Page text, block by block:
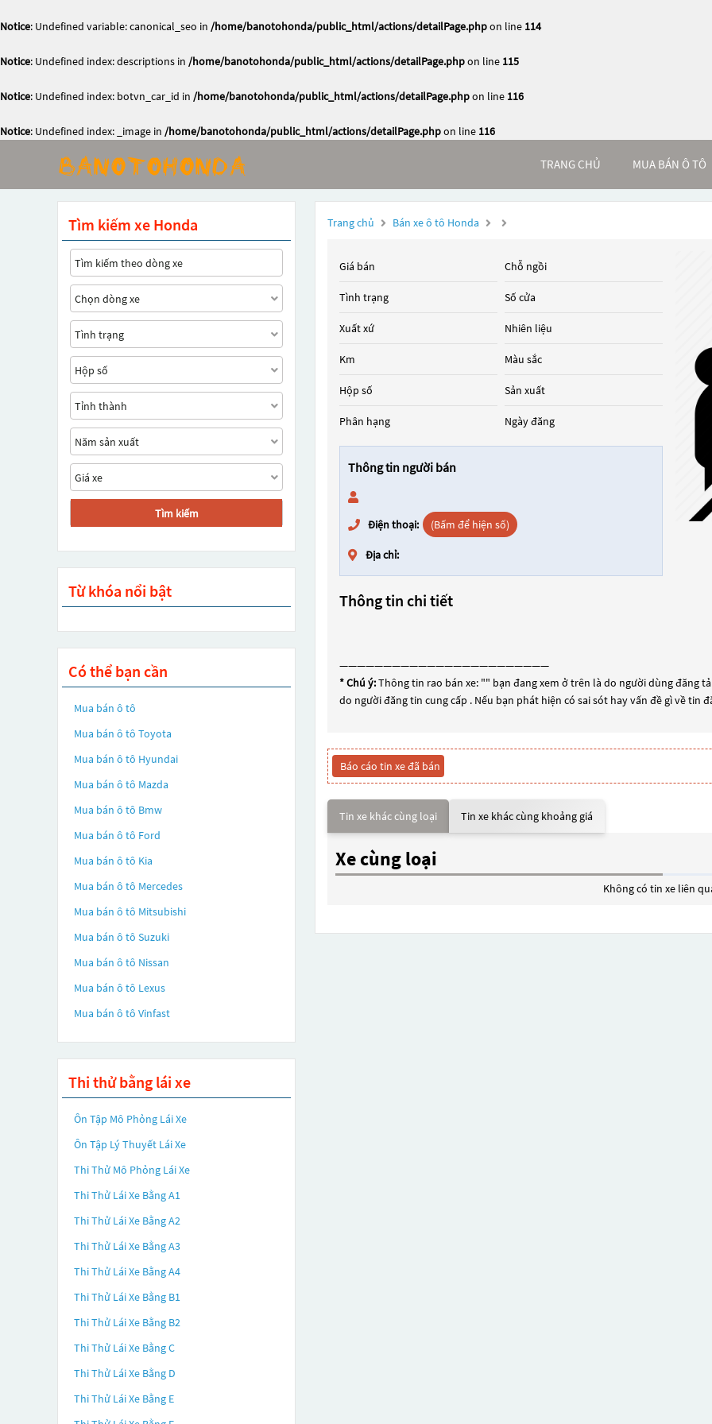
Notice: Undefined variable: canonical_seo in /home/banotohonda/public_html/actions/detailPage.phpon line 114
Notice: Undefined index: descriptions in /home/banotohonda/public_html/actions/detailPage.phpon line 115
Notice: Undefined index: botvn_car_id in /home/banotohonda/public_html/actions/detailPage.phpon line 116
Notice: Undefined index: _image in /home/banotohonda/public_html/actions/detailPage.phpon line 116
TRANG CHỦ MUA BÁN Ô TÔ
Trang chủ Bán xe ô tô Honda
Giá bán
Tình trạng
Xuất xứ
Km
Hộp số
Phân hạng
Chỗ ngồi
Số cửa
Nhiên liệu
Màu sắc
Sản xuất
Ngày đăng
Thông tin người bán
Điện thoại: (Bấm để hiện số)
Địa chỉ:
Thông tin chi tiết
————————————————————————
* Chú ý:Thông tin rao bán xe: "" bạn đang xem ở trên là do người dùng đăng
do người đăng tin cung cấp . Nếu bạn phát hiện có sai sót hay vấn đề gì về tin
Báo cáo tin xe đã bán
Tin xe khác cùng loại Tin xe khác cùng khoảng giá
Xe cùng loại
Không có tin xe liên
Tìm kiếm xe Honda
Tìm kiếm
Từ khóa nổi bật
Có thể bạn cần
Mua bán ô tô
Mua bán ô tô Toyota
Mua bán ô tô Hyundai
Mua bán ô tô Mazda
Mua bán ô tô Bmw
Mua bán ô tô Ford
Mua bán ô tô Kia
Mua bán ô tô Mercedes
Mua bán ô tô Mitsubishi
Mua bán ô tô Suzuki
Mua bán ô tô Nissan
Mua bán ô tô Lexus
Mua bán ô tô Vinfast
Thi thử bằng lái xe
Ôn Tập Mô Phỏng Lái Xe
Ôn Tập Lý Thuyết Lái Xe
Thi Thử Mô Phỏng Lái Xe
Thi Thử Lái Xe Bằng A1
Thi Thử Lái Xe Bằng A2
Thi Thử Lái Xe Bằng A3
Thi Thử Lái Xe Bằng A4
Thi Thử Lái Xe Bằng B1
Thi Thử Lái Xe Bằng B2
Thi Thử Lái Xe Bằng C
Thi Thử Lái Xe Bằng D
Thi Thử Lái Xe Bằng E